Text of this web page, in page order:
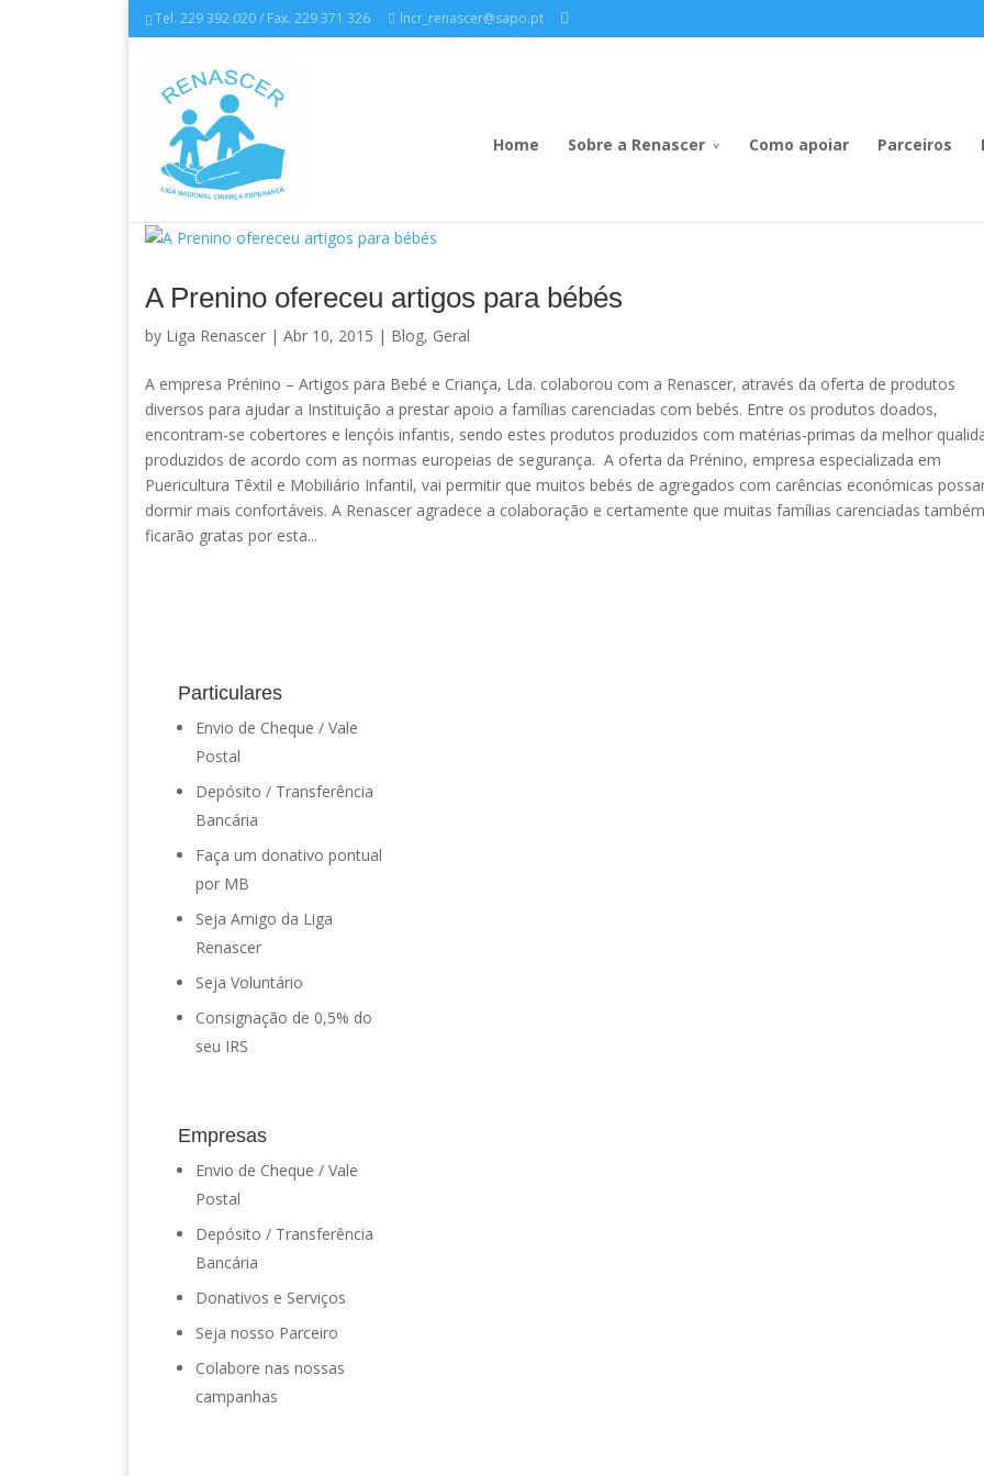
Tel. 229 392 020 / Fax. 229 371 326 lncr_renascer@sapo.pt
Home Sobre a Renascer Como apoiar Parceiros
A Prenino ofereceu artigos para bébés
by Liga Renascer | Abr 10, 2015 | Blog, Geral
A empresa Prénino – Artigos para Bebé e Criança, Lda. colaborou com a Renascer, através da oferta de produtos
diversos para ajudar a Instituição a prestar apoio a famílias carenciadas com bebés. Entre os produtos doados,
encontram-se cobertores e lençóis infantis, sendo estes produtos produzidos com matérias-primas da melhor
produzidos de acordo com as normas europeias de segurança. A oferta da Prénino, empresa especializada em
Puericultura Têxtil e Mobiliário Infantil, vai permitir que muitos bebés de agregados com carências económicas
dormir mais confortáveis. A Renascer agradece a colaboração e certamente que muitas famílias carenciadas também
ficarão gratas por esta...
Particulares
Envio de Cheque / Vale
Postal
Depósito / Transferência
Bancária
Faça um donativo pontual
por MB
Seja Amigo da Liga
Renascer
Seja Voluntário
Consignação de 0,5% do
seu IRS
Empresas
Envio de Cheque / Vale
Postal
Depósito / Transferência
Bancária
Donativos e Serviços
Seja nosso Parceiro
Colabore nas nossas
campanhas